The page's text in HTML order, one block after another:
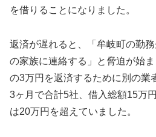
を借りることになりました。
返済が遅れると、「牟岐町の勤
の家族に連絡する」と脅迫が始
の3万円を返済するために別の業
3ヶ月で合計5社、借入総額15万
は20万円を超えていました。